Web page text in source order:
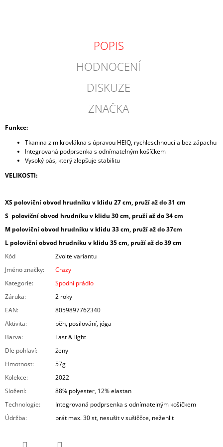
POPIS
HODNOCENÍ
DISKUZE
ZNAČKA
Funkce:
Tkanina z mikrovlákna s úpravou HEIQ, rychleschnoucí a bez zápachu
Integrovaná podprsenka s odnímatelným košíčkem
Vysoký pás, který zlepšuje stabilitu
VELIKOSTI:
XS poloviční obvod hrudníku v klidu 27 cm, pruží až do 31 cm
S poloviční obvod hrudníku v klidu 30 cm, pruží až do 34 cm
M poloviční obvod hrudníku v klidu 33 cm, pruží až do 37cm
L poloviční obvod hrudníku v klidu 35 cm, pruží až do 39 cm
Kód
Zvolte variantu
Jméno značky:
Crazy
Kategorie:
Spodní prádlo
Záruka:
2 roky
EAN:
8059897762340
Aktivita:
běh, posilování, jóga
Barva:
Fast & light
Dle pohlaví:
ženy
Hmotnost:
57g
Kolekce:
2022
Složení:
88% polyester, 12% elastan
Technologie:
Integrovaná podprsenka s odnímatelným košíčkem
Údržba: prát max. 30 st, nesušit v sušiččce, nežehlit